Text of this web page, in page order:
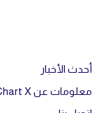
أحدث الأخبار
معلومات عن Smart Chart X